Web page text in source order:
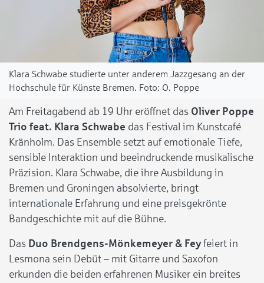
Klara Schwabe studierte unter anderem Jazzgesang an der
Hochschule für Künste Bremen.
O. Poppe
Am Freitagabend ab 19 Uhr eröffnet das Oliver Poppe
Trio feat. Klara Schwabe das Festival im Kunstcafé
Kränholm. Das Ensemble setzt auf emotionale Tiefe,
sensible Interaktion und beeindruckende musikalische
Präzision. Klara Schwabe, die ihre Ausbildung in
Bremen und Groningen absolvierte, bringt
internationale Erfahrung und eine preisgekrönte
Bandgeschichte mit auf die Bühne.
Das Duo Brendgens-Mönkemeyer & Feyfeiert in
Lesmona sein Debüt – mit Gitarre und Saxofon
erkunden die beiden erfahrenen Musiker ein breites